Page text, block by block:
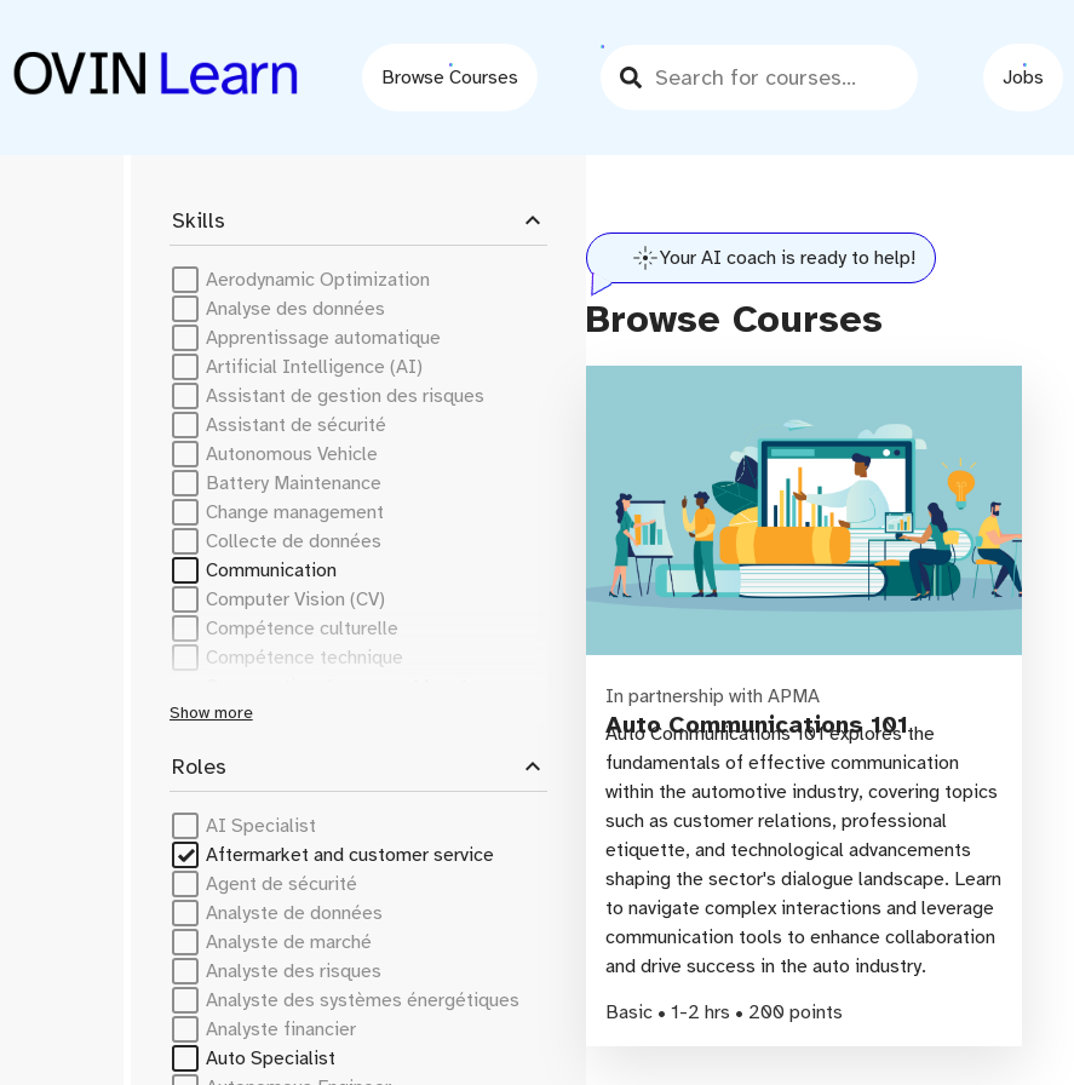
Browse Courses Jobs
Your AI coach is ready to help!
Browse Courses
In partnership with APMA
Auto Communications 101
Auto Communications 101 explores the
fundamentals of effective communication
within the automotive industry, covering topics
such as customer relations, professional
etiquette, and technological advancements
shaping the sector's dialogue landscape. Learn
to navigate complex interactions and leverage
communication tools to enhance collaboration
and drive success in the auto industry.
Basic • 1-2 hrs • 200 points
Skills expand_less
Aerodynamic Optimization
Analyse des données
Apprentissage automatique
Artificial Intelligence (AI)
Assistant de gestion des risques
Assistant de sécurité
Autonomous Vehicle
Battery Maintenance
Change management
Collecte de données
Communication
Computer Vision (CV)
Compétence culturelle
Compétence technique
données
Cybersecurity
Cybersécurité
Data Analysis
Data Collection
Dataset Curation
EV charging systems
EV powertrain components
Efficacité énergétique
Electric Vehicles
Electric Vehicles (EV)
Energy Efficiency
Show more
Roles expand_less
AI Specialist
Aftermarket and customer service
Agent de sécurité
Analyste de données
Analyste de marché
Analyste des risques
Analyste des systèmes énergétiques
Analyste financier
Auto Specialist